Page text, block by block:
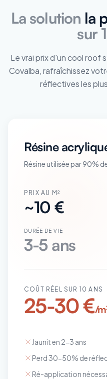
La solution la
sur
Le vrai prix d'un cool roof
Covalba, rafraîchissez
réflectives les
Résine
Résine utilisée par 90%
PRIX AU M²
~10 €
DURÉE DE VIE
3-5 ans
COÛT RÉEL SUR 10 ANS
25-30 €/
Jaunit en 2-3 ans
Perd 30-50% de
Ré-application